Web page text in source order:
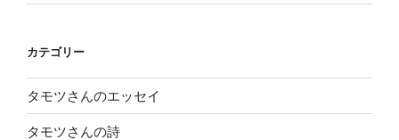
カテゴリー
タモツさんのエッセイ
タモツさんの詩